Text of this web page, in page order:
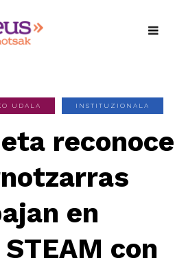
UDALA INSTITUZIONALA
reconoce
en
con